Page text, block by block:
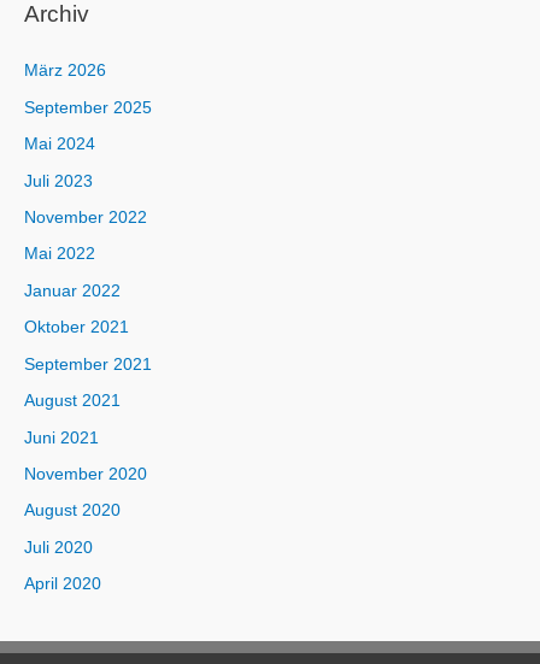
Archiv
März 2026
September 2025
Mai 2024
Juli 2023
November 2022
Mai 2022
Januar 2022
Oktober 2021
September 2021
August 2021
Juni 2021
November 2020
August 2020
Juli 2020
April 2020